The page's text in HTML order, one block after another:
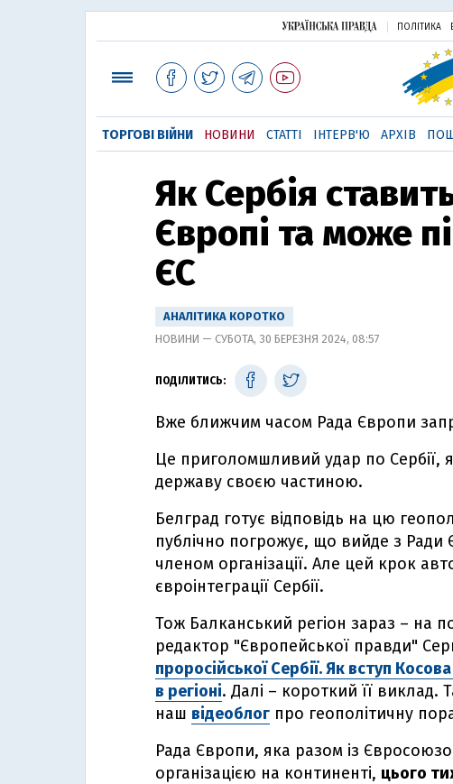
ПОЛІТИКА
ТОРГОВІ ВІЙНИ НОВИНИ СТАТТІ ІНТЕРВ'Ю АРХІВ
Як Сербія
Європі та може
ЄС
АНАЛІТИКА КОРОТКО
НОВИНИ — СУБОТА, 30 БЕРЕЗНЯ 2024, 08:57
ПОДІЛИТИСЬ:
Вже ближчим часом Рада Європи
Це приголомшливий удар по Сербії,
державу своєю частиною.
Белград готує відповідь на цю
публічно погрожує, що вийде з
членом організації. Але цей крок
євроінтеграції Сербії.
Тож Балканський регіон зараз – на
редактор "Європейської правди"
проросійської Сербії. Як вступ
в регіоні. Далі – короткий її
наш відеоблог про геополітичну
Рада Європи, яка разом із
організацією на континенті, цього